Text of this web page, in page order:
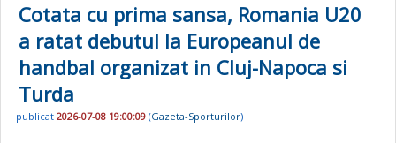
Cotata cu prima sansa, Romania U20
a ratat debutul la Europeanul de
handbal organizat in Cluj-Napoca si
Turda
publicat 2026-07-08 19:00:09 (Gazeta-Sporturilor)